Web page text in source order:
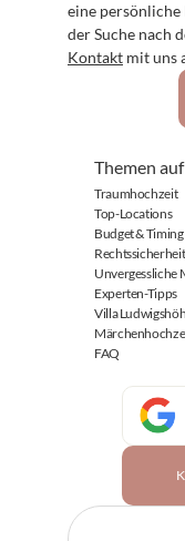
eine
Kontakt mit uns
Themen
Traumhochzeit
Top-Locations
Budget & Timing
Rechtssicherheit
Unvergessliche
Experten-Tipps
Villa
FAQ